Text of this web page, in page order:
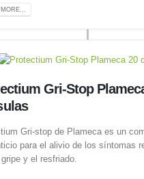
Gri-Stop
Gri-stop de Plameca es un
para el alivio de los síntomas
y el resfriado.